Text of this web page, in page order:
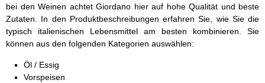
bei den Weinen achtet Giordano hier auf hohe Qualität und beste
Zutaten. In den Produktbeschreibungen erfahren Sie, wie Sie die
typisch italienischen Lebensmittel am besten kombinieren. Sie
können aus den folgenden Kategorien auswählen:
Öl / Essig
Vorspeisen